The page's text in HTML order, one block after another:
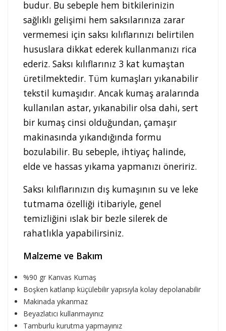
budur. Bu sebeple hem bitkilerinizin
sağlıklı gelişimi hem saksılarınıza zarar
vermemesi için saksı kılıflarınızı belirtilen
hususlara dikkat ederek kullanmanızı rica
ederiz. Saksı kılıflarınız 3 kat kumaştan
üretilmektedir. Tüm kumaşları yıkanabilir
tekstil kumaşıdır. Ancak kumaş aralarında
kullanılan astar, yıkanabilir olsa dahi, sert
bir kumaş cinsi olduğundan, çamaşır
makinasında yıkandığında formu
bozulabilir. Bu sebeple, ihtiyaç halinde,
elde ve hassas yıkama yapmanızı öneririz.
Saksı kılıflarınızın dış kumaşının su ve leke
tutmama özelliği itibariyle, genel
temizliğini ıslak bir bezle silerek de
rahatlıkla yapabilirsiniz.
Malzeme ve Bakım
%90 gr Kanvas Kumaş
Boşken katlanıp küçülebilir yapısıyla kolay depolanabilir
Makinada yıkanmaz
Beyazlatıcı kullanmayınız
Tamburlu kurutma yapmayınız